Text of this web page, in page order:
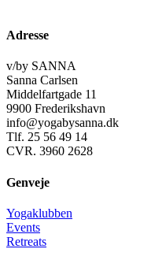
Adresse
v/by SANNA
Sanna Carlsen
Middelfartgade 11
9900 Frederikshavn
info@yogabysanna.dk
Tlf. 25 56 49 14
CVR. 3960 2628
Genveje
Yogaklubben
Events
Retreats